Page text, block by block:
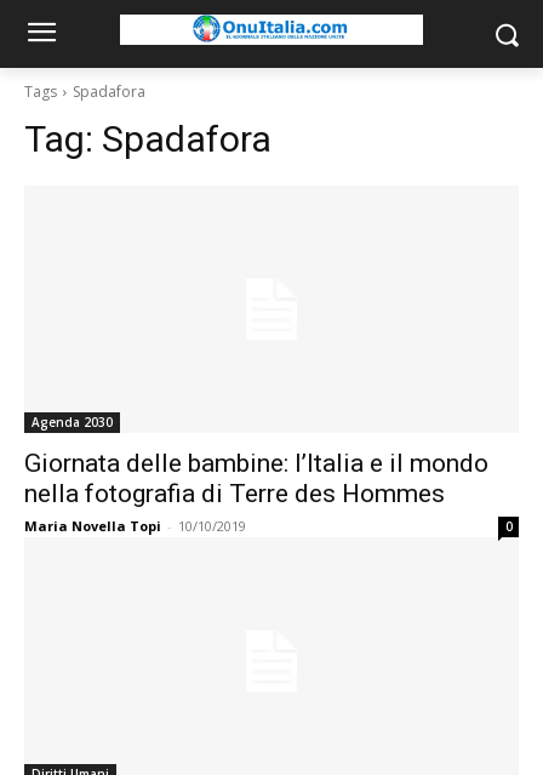
Tags Spadafora
Tag: Spadafora
Agenda 2030
Giornata delle bambine: l’Italia e il mondo
nella fotografia di Terre des Hommes
Maria Novella Topi - 10/10/2019 0